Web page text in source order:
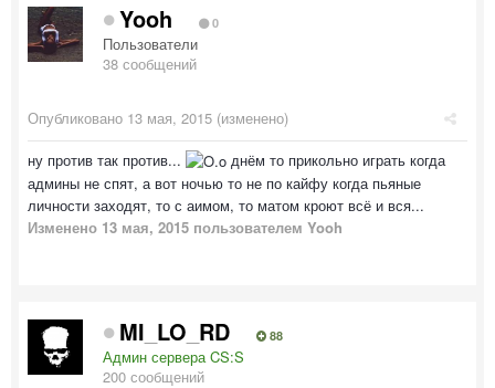
Yooh 0
Пользователи
38 сообщений
Опубликовано 13 мая, 2015 (изменено)
ну против так против...
днём то прикольно играть когда
админы не спят, а вот ночью то не по кайфу когда пьяные
личности заходят, то с аимом, то матом кроют всё и вся...
Изменено 13 мая, 2015 пользователем Yooh
MI_LO_RD 88
Админ сервера CS:S
200 сообщений